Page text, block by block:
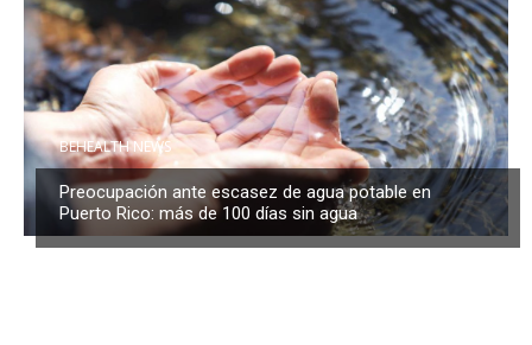
BEHEALTH NEWS
Preocupación ante escasez de agua potable en
Puerto Rico: más de 100 días sin agua